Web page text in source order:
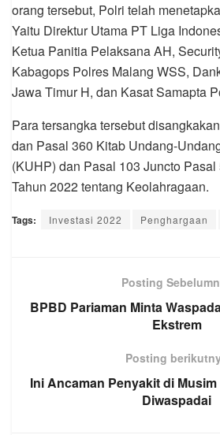
orang tersebut, Polri telah
Yaitu Direktur Utama PT Liga
Ketua Panitia Pelaksana AH,
Kabagops Polres Malang WSS,
Jawa Timur H, dan Kasat Samapta
Para tersangka tersebut
dan Pasal 360 Kitab Undang-
(KUHP) dan Pasal 103 Juncto Pasal
Tahun 2022 tentang Keolahragaan.
Tags: Investasi 2022 Penghargaan
Posting
BPBD Pariaman Minta
Ekstrem
Posting
Ini Ancaman Penyakit di
Diwaspadai